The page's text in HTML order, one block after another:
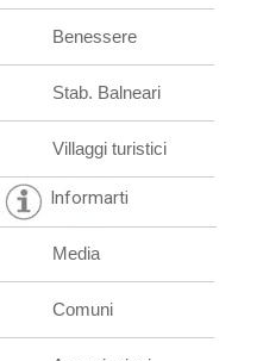
Benessere
Stab. Balneari
Villaggi turistici
Informarti
Media
Comuni